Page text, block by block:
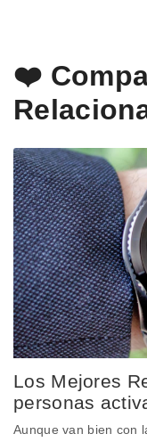
❤️
Los Mejores
personas
Aunque van bien con